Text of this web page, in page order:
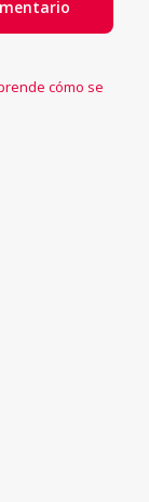
cómo se